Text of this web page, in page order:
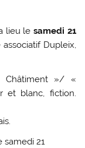
lieu lesamedi 21
Dupleix,
Châtiment »/ «
et blanc, fiction.
samedi 21